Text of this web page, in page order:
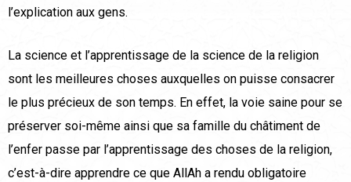
l’explication aux gens.
La science et l’apprentissage de la science de la religion
sont les meilleures choses auxquelles on puisse consacrer
le plus précieux de son temps. En effet, la voie saine pour se
préserver soi-même ainsi que sa famille du châtiment de
l’enfer passe par l’apprentissage des choses de la religion,
c’est-à-dire apprendre ce que AllAh a rendu obligatoire